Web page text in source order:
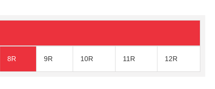
8R 9R 10R 11R 12R